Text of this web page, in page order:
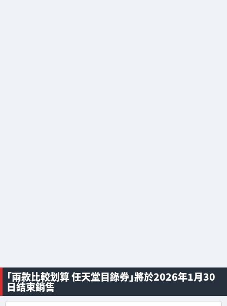
「兩款比較划算 任天堂目錄券」將於2026年1月30
日結束銷售